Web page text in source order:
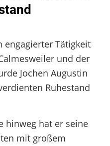
engagierter Tätigkeit
und der
Jochen Augustin
Ruhestand
hinweg hat er seine
mit großem